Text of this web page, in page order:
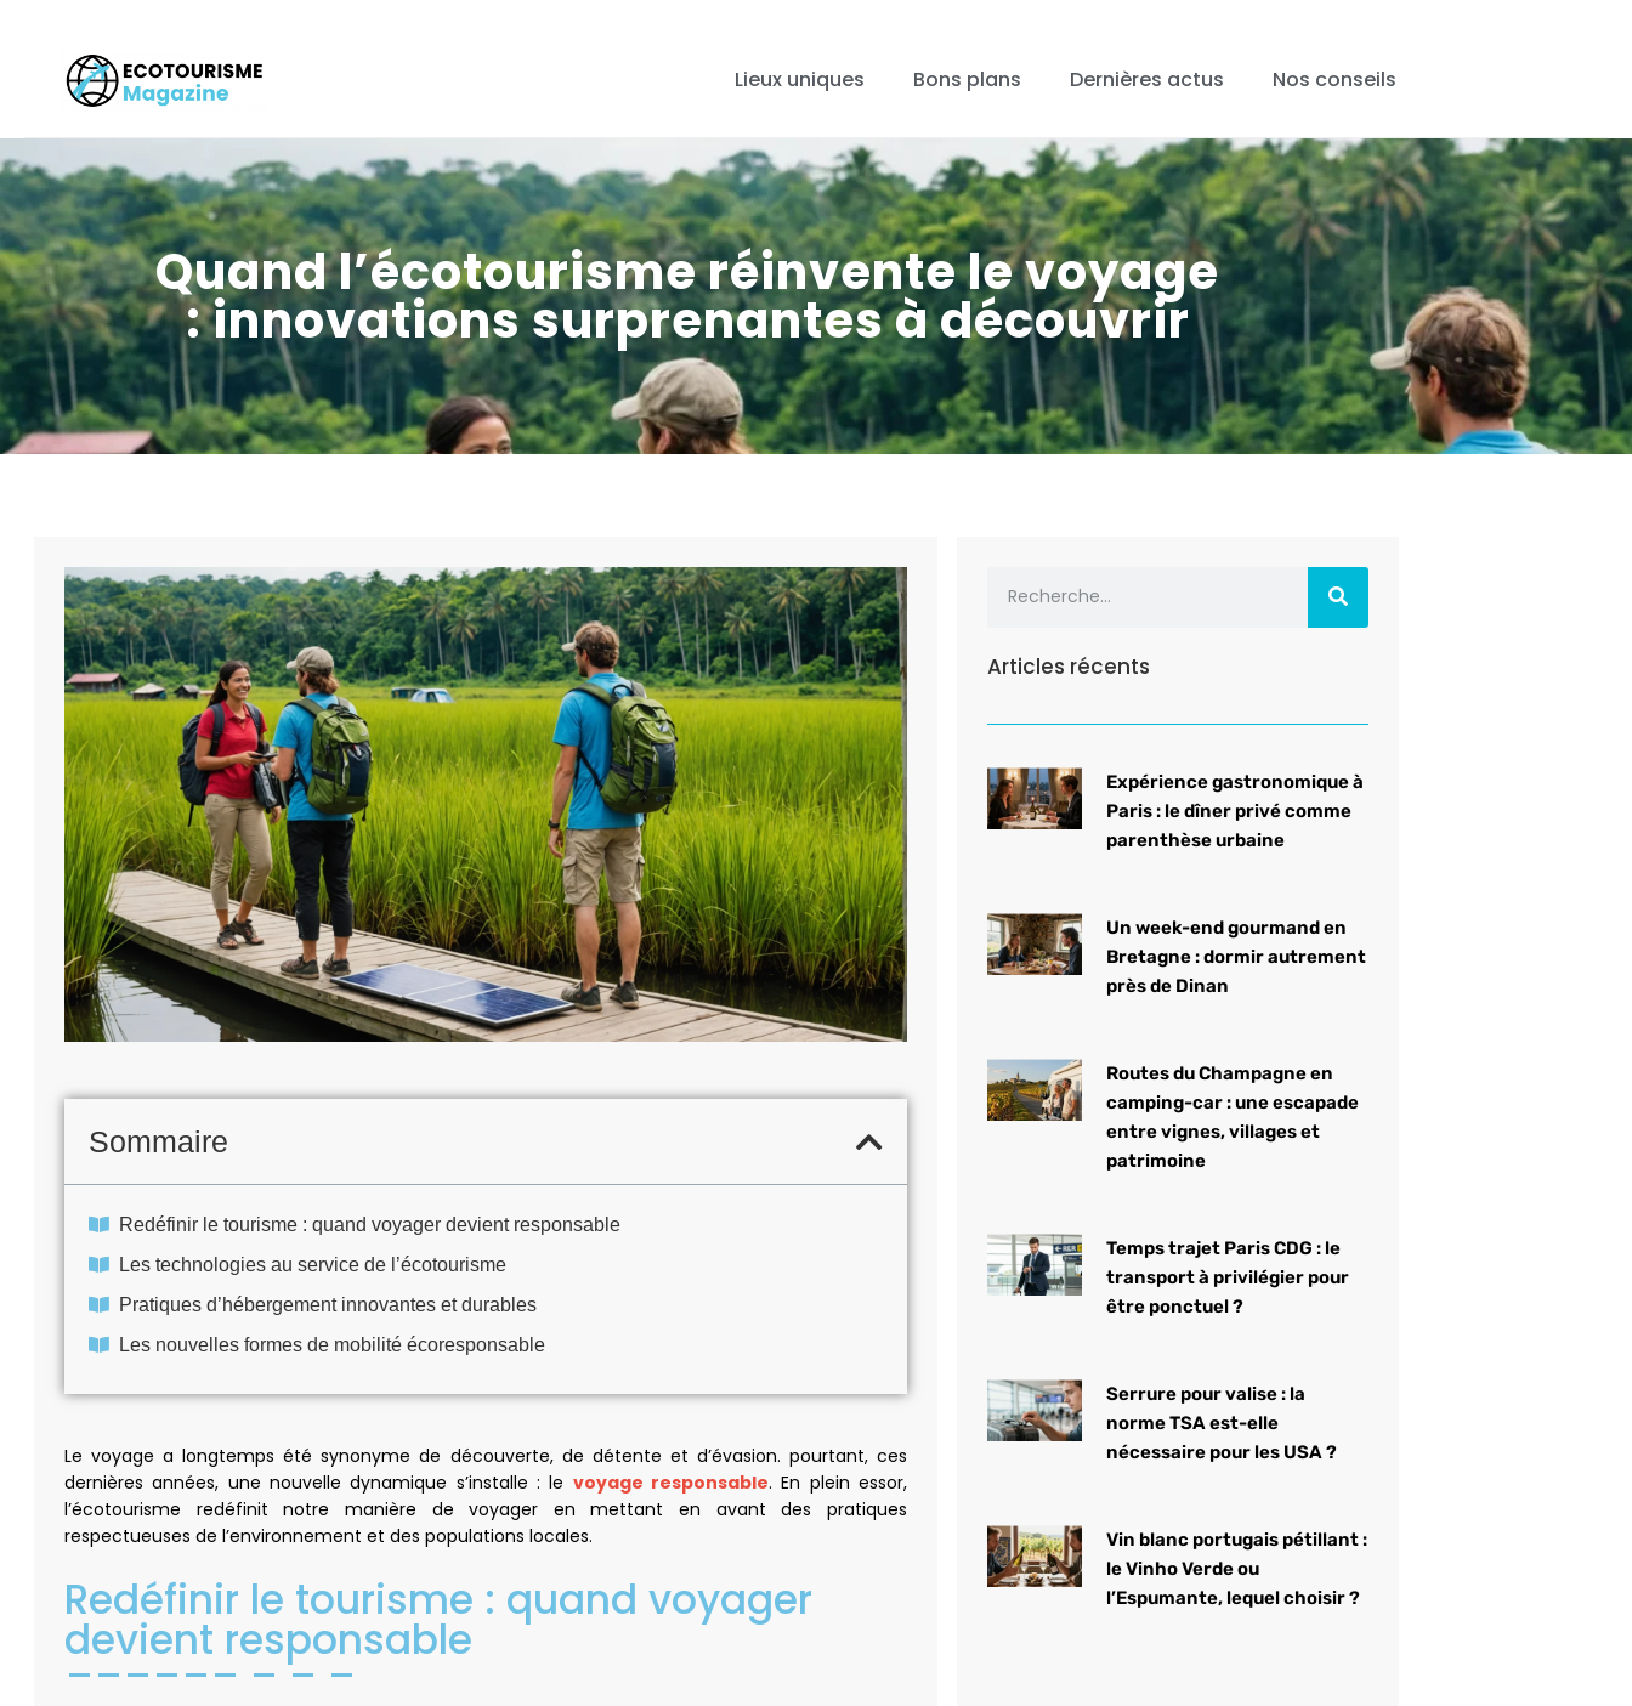
Lieux uniques Bons plans Dernières actus Nos conseils
Quand l’écotourisme réinvente le voyage
: innovations surprenantes à découvrir
Sommaire
Redéfinir le tourisme : quand voyager devient responsable
Les technologies au service de l’écotourisme
Pratiques d’hébergement innovantes et durables
Les nouvelles formes de mobilité écoresponsable
Le voyage a longtemps été synonyme de découverte, de détente et d’évasion. pourtant, ces
dernières années, une nouvelle dynamique s’installe : le voyage responsable. En plein essor,
l’écotourisme redéfinit notre manière de voyager en mettant en avant des pratiques
respectueuses de l’environnement et des populations locales.
Redéfinir le tourisme : quand voyager
devient responsable
Articles récents
Expérience gastronomique à
Paris : le dîner privé comme
parenthèse urbaine
Un week-end gourmand en
Bretagne : dormir autrement
près de Dinan
Routes du Champagne en
camping-car : une escapade
entre vignes, villages et
patrimoine
Temps trajet Paris CDG : le
transport à privilégier pour
être ponctuel ?
Serrure pour valise : la
norme TSA est-elle
nécessaire pour les USA ?
Vin blanc portugais pétillant :
le Vinho Verde ou
l’Espumante, lequel choisir ?